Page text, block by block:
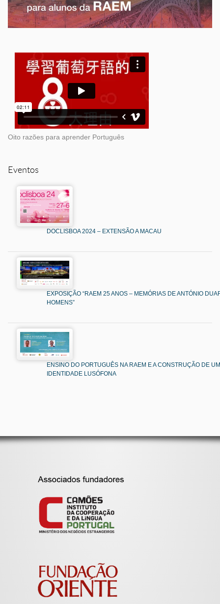
Oito razões para aprender Português
Eventos
DOCLISBOA 2024 – EXTENSÃO A MACAU
EXPOSIÇÃO “RAEM 25 ANOS – MEMÓRIAS DE ANTÓNIO
HOMENS”
ENSINO DO PORTUGUÊS NA RAEM E A CONSTRUÇÃO DE
IDENTIDADE LUSÓFONA